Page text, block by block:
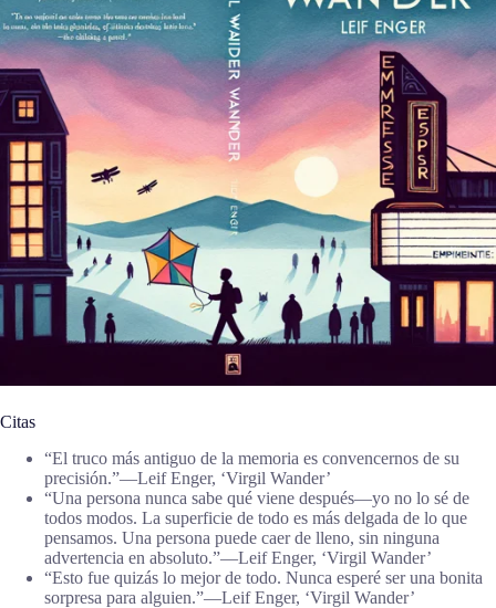
Citas
“El truco más antiguo de la memoria es convencernos de su
precisión.”―Leif Enger, ‘Virgil Wander’
“Una persona nunca sabe qué viene después—yo no lo sé de
todos modos. La superficie de todo es más delgada de lo que
pensamos. Una persona puede caer de lleno, sin ninguna
advertencia en absoluto.”―Leif Enger, ‘Virgil Wander’
“Esto fue quizás lo mejor de todo. Nunca esperé ser una bonita
sorpresa para alguien.”―Leif Enger, ‘Virgil Wander’